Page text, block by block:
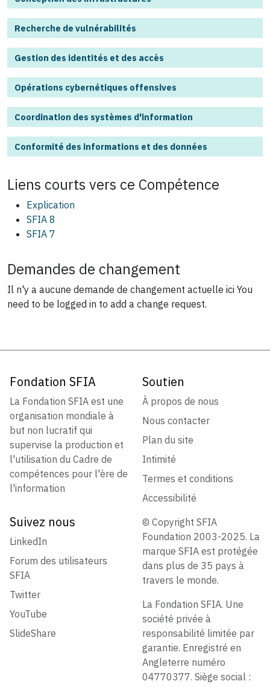
Recherche de vulnérabilités
Gestion des identités et des accès
Opérations cybernétiques offensives
Coordination des systèmes d'information
Conformité des informations et des données
Liens courts vers ce Compétence
Explication
SFIA 8
SFIA 7
Demandes de changement
Il n'y a aucune demande de changement actuelle ici You
need to be logged in to add a change request.
Fondation SFIA
La Fondation SFIA est une
organisation mondiale à
but non lucratif qui
supervise la production et
l'utilisation du Cadre de
compétences pour l'ère de
l'information
Soutien
À propos de nous
Nous contacter
Plan du site
Intimité
Termes et conditions
Accessibilité
Suivez nous
LinkedIn
Forum des utilisateurs
SFIA
Twitter
YouTube
SlideShare
© Copyright SFIA
Foundation 2003-2025. La
marque SFIA est protégée
dans plus de 35 pays à
travers le monde.
La Fondation SFIA. Une
société privée à
responsabilité limitée par
garantie. Enregistré en
Angleterre numéro
04770377. Siège social :